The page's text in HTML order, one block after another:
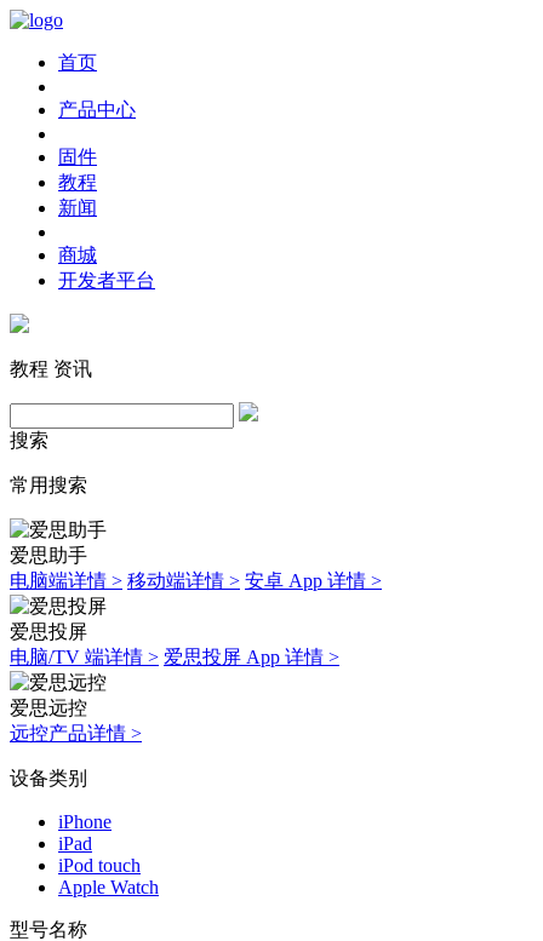
首页
产品中心
固件
教程
新闻
商城
开发者平台
教程 资讯
搜索
常用搜索
爱思助手
电脑端详情 > 移动端详情 > 安卓 App 详情 >
爱思投屏
电脑/TV 端详情 > 爱思投屏 App 详情 >
爱思远控
远控产品详情 >
设备类别
iPhone
iPad
iPod touch
Apple Watch
型号名称